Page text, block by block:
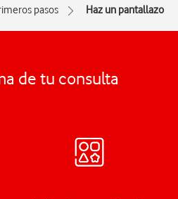
pasos Haz un pantallazo
de tu consulta